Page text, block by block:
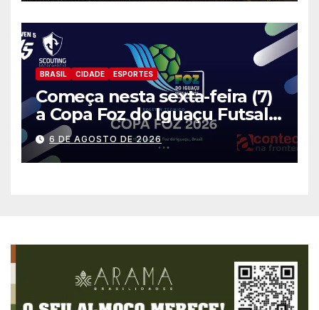
BRASIL CIDADE ESPORTES
Começa nesta sexta-feira (7)
a Copa Foz do Iguaçu Futsal
2026 com equipes de quatro
países
6 DE AGOSTO DE 2026